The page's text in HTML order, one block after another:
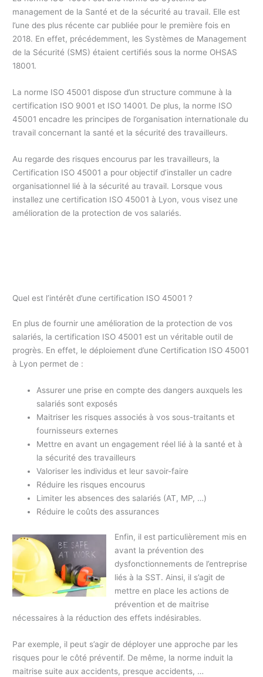
management de la Santé et de la sécurité au travail. Elle est
l’une des plus récente car publiée pour le première fois en
2018. En effet, précédemment, les Systèmes de Management
de la Sécurité (SMS) étaient certifiés sous la norme OHSAS
18001.
La norme ISO 45001 dispose d’un structure commune à la
certification ISO 9001 et ISO 14001. De plus, la norme ISO
45001 encadre les principes de l’organisation internationale du
travail concernant la santé et la sécurité des travailleurs.
Au regarde des risques encourus par les travailleurs, la
Certification ISO 45001 a pour objectif d’installer un cadre
organisationnel lié à la sécurité au travail. Lorsque vous
installez une certification ISO 45001 à Lyon, vous visez une
amélioration de la protection de vos salariés.
Quel est l’intérêt d’une certification ISO 45001 ?
En plus de fournir une amélioration de la protection de vos
salariés, la certification ISO 45001 est un véritable outil de
progrès. En effet, le déploiement d’une Certification ISO 45001
à Lyon permet de :
Assurer une prise en compte des dangers auxquels les
salariés sont exposés
Maitriser les risques associés à vos sous-traitants et
fournisseurs externes
Mettre en avant un engagement réel lié à la santé et à
la sécurité des travailleurs
Valoriser les individus et leur savoir-faire
Réduire les risques encourus
Limiter les absences des salariés (AT, MP, …)
Réduire le coûts des assurances
Enfin, il est particulièrement mis en
avant la prévention des
dysfonctionnements de l’entreprise
liés à la SST. Ainsi, il s’agit de
mettre en place les actions de
prévention et de maitrise
nécessaires à la réduction des effets indésirables.
Par exemple, il peut s’agir de déployer une approche par les
risques pour le côté préventif. De même, la norme induit la
maitrise suite aux accidents, presque accidents, …